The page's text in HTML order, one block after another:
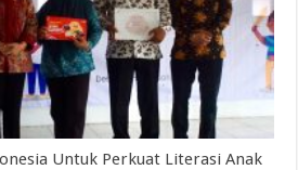
Untuk Perkuat Literasi Anak